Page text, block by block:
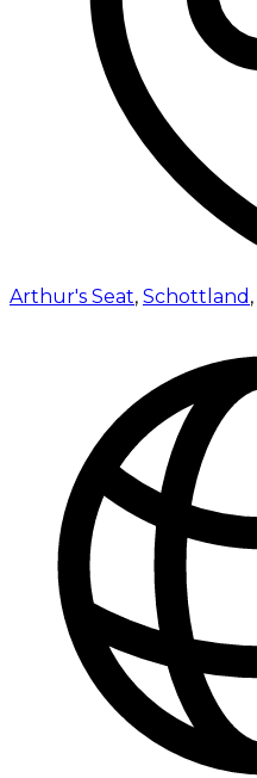
Arthur's Seat, Schottland ,